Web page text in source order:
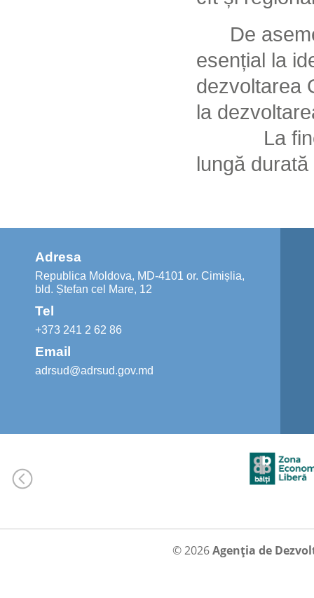
De
esențial la
dezvoltarea
la
La
lungă
Adresa
Republica Moldova, MD-4101 or. Cimișlia,
bld. Ștefan cel Mare, 12
Tel
+373 241 2 62 86
Email
adrsud@adrsud.gov.md
© 2026Agenția de